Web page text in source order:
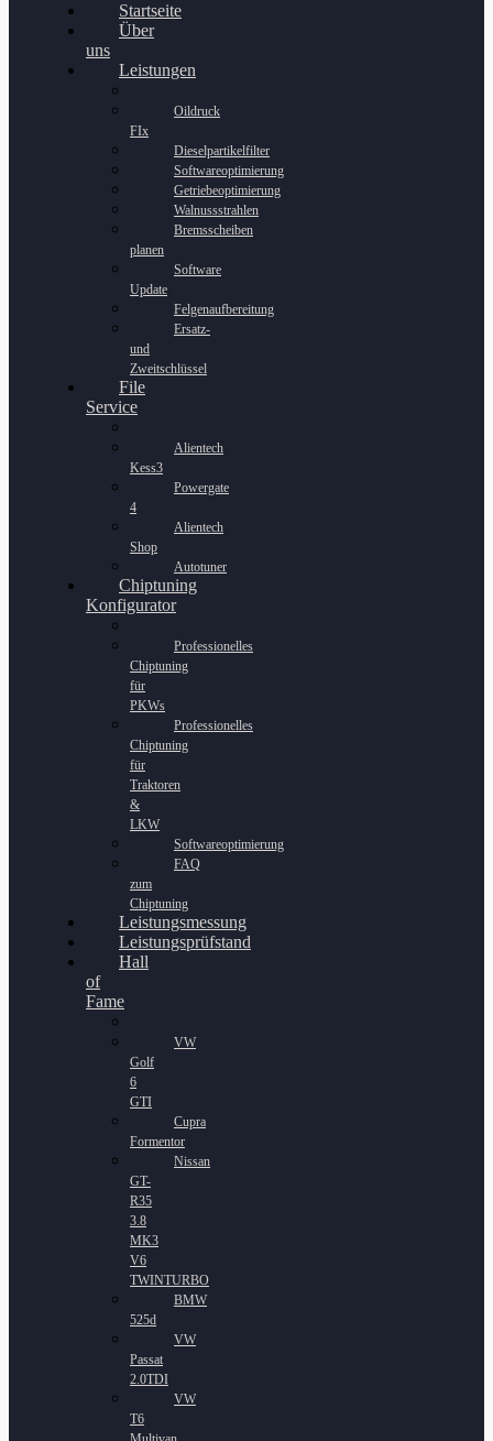
Startseite
Über
uns
Leistungen
Oildruck
FIx
Dieselpartikelfilter
Softwareoptimierung
Getriebeoptimierung
Walnussstrahlen
Bremsscheiben
planen
Software
Update
Felgenaufbereitung
Ersatz-
und
Zweitschlüssel
File
Service
Alientech
Kess3
Powergate
4
Alientech
Shop
Autotuner
Chiptuning
Konfigurator
Professionelles
Chiptuning
für
PKWs
Professionelles
Chiptuning
für
Traktoren
&
LKW
Softwareoptimierung
FAQ
zum
Chiptuning
Leistungsmessung
Leistungsprüfstand
Hall
of
Fame
VW
Golf
6
GTI
Cupra
Formentor
Nissan
GT-
R35
3.8
MK3
V6
TWINTURBO
BMW
525d
VW
Passat
2.0TDI
VW
T6